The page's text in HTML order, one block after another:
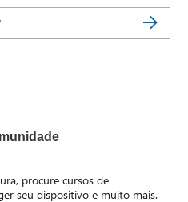
procure cursos de
seu dispositivo e muito mais.